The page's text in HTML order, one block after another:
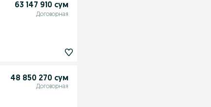
63 147 910 сум
Договорная
48 850 270 сум
Договорная